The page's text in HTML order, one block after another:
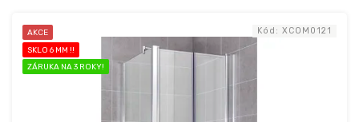
r
o
AKCE
SKLO 6 MM !!
ZÁRUKA NA 3 ROKY!
Kód: XCOM0121